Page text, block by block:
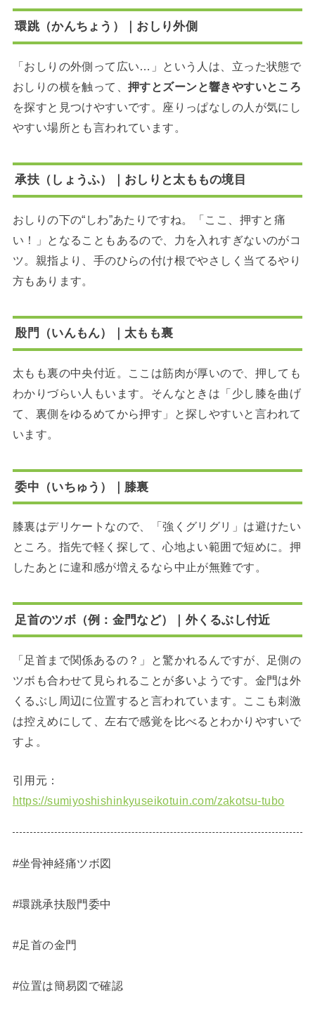
環跳（かんちょう）｜おしり外側
「おしりの外側って広い…」という人は、立った状態で
おしりの横を触って、押すとズーンと響きやすいところ
を探すと見つけやすいです。座りっぱなしの人が気にし
やすい場所とも言われています。
承扶（しょうふ）｜おしりと太ももの境目
おしりの下の“しわ”あたりですね。「ここ、押すと痛
い！」となることもあるので、力を入れすぎないのがコ
ツ。親指より、手のひらの付け根でやさしく当てるやり
方もあります。
殷門（いんもん）｜太もも裏
太もも裏の中央付近。ここは筋肉が厚いので、押しても
わかりづらい人もいます。そんなときは「少し膝を曲げ
て、裏側をゆるめてから押す」と探しやすいと言われて
います。
委中（いちゅう）｜膝裏
膝裏はデリケートなので、「強くグリグリ」は避けたい
ところ。指先で軽く探して、心地よい範囲で短めに。押
したあとに違和感が増えるなら中止が無難です。
足首のツボ（例：金門など）｜外くるぶし付近
「足首まで関係あるの？」と驚かれるんですが、足側の
ツボも合わせて見られることが多いようです。金門は外
くるぶし周辺に位置すると言われています。ここも刺激
は控えめにして、左右で感覚を比べるとわかりやすいで
すよ。
引用元：
https://sumiyoshishinkyuseikotuin.com/zakotsu-tubo
#坐骨神経痛ツボ図
#環跳承扶殷門委中
#足首の金門
#位置は簡易図で確認